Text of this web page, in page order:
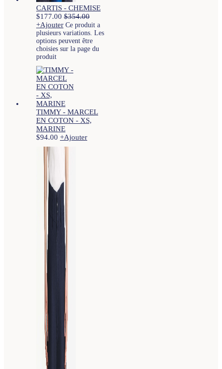
CARTIS - CHEMISE
$177.00 $354.00
+Ajouter Ce produit a
plusieurs variations. Les
options peuvent être
choisies sur la page du
produit
TIMMY - MARCEL
EN COTON - XS,
MARINE
$94.00 +Ajouter